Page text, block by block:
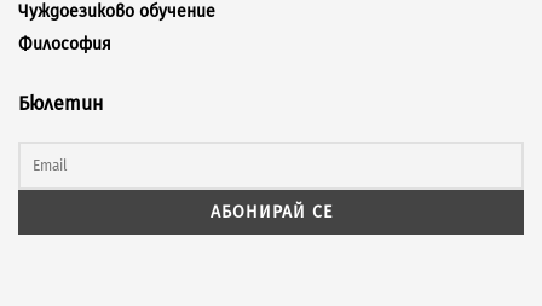
Чуждоезиково обучение
Философия
Бюлетин